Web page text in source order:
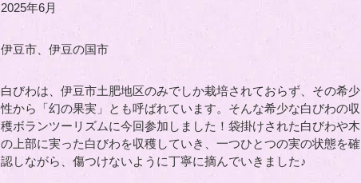
2025年6月
伊豆市、伊豆の国市
白びわは、伊豆市土肥地区のみでしか栽培されておらず、その希少
性から「幻の果実」とも呼ばれています。そんな希少な白びわの収
穫ボランツーリズムに今回参加しました！袋掛けされた白びわや木
の上部に実った白びわを収穫していき、一つひとつの実の状態を確
認しながら、傷つけないように丁寧に摘んでいきました♪